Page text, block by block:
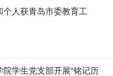
人获青岛市委教育工
学生党支部开展“铭记历